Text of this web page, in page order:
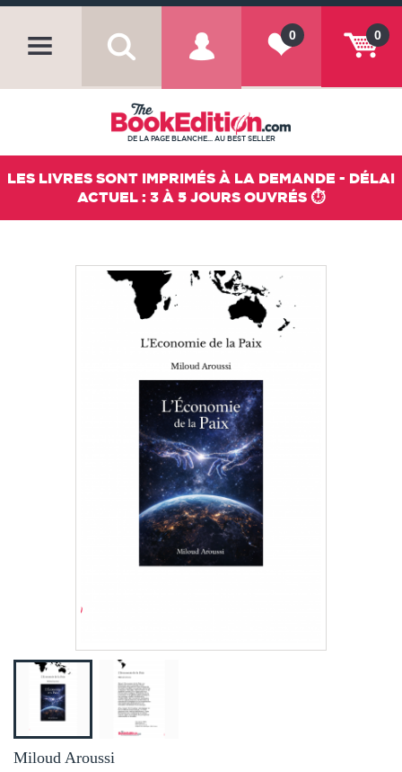
0
0
DE LA PAGE BLANCHE... AU BEST SELLER
LES LIVRES SONT IMPRIMÉS À LA DEMANDE - DÉLAI
ACTUEL : 3 À 5 JOURS OUVRÉS ⏱️
Miloud Aroussi